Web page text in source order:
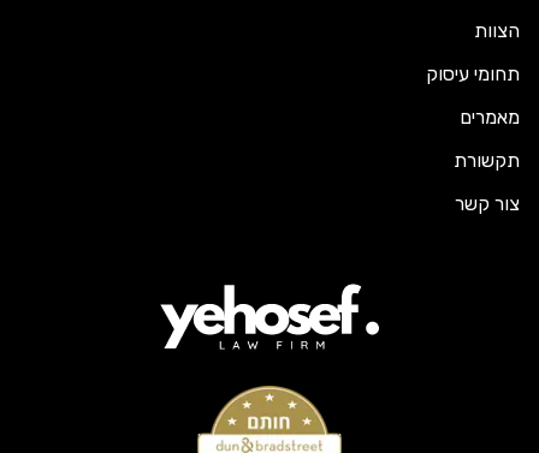
הצוות
תחומי עיסוק
מאמרים
תקשורת
צור קשר